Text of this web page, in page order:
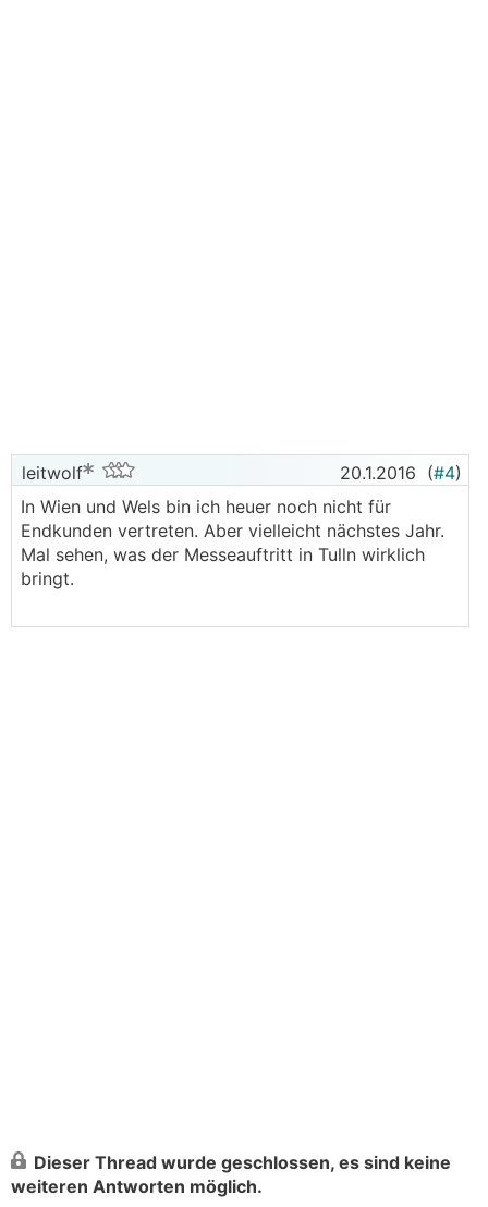
leitwolf 20.1.2016 (#4)
In Wien und Wels bin ich heuer noch nicht für
Endkunden vertreten. Aber vielleicht nächstes Jahr.
Mal sehen, was der Messeauftritt in Tulln wirklich
bringt.
Dieser Thread wurde geschlossen, es sind keine
weiteren Antworten möglich.